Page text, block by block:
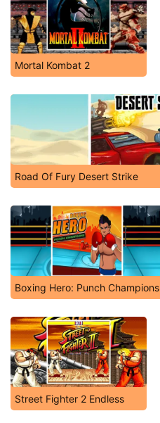
Mortal Kombat 2
Road Of Fury Desert Strike
Boxing Hero: Punch Champions
Street Fighter 2 Endless